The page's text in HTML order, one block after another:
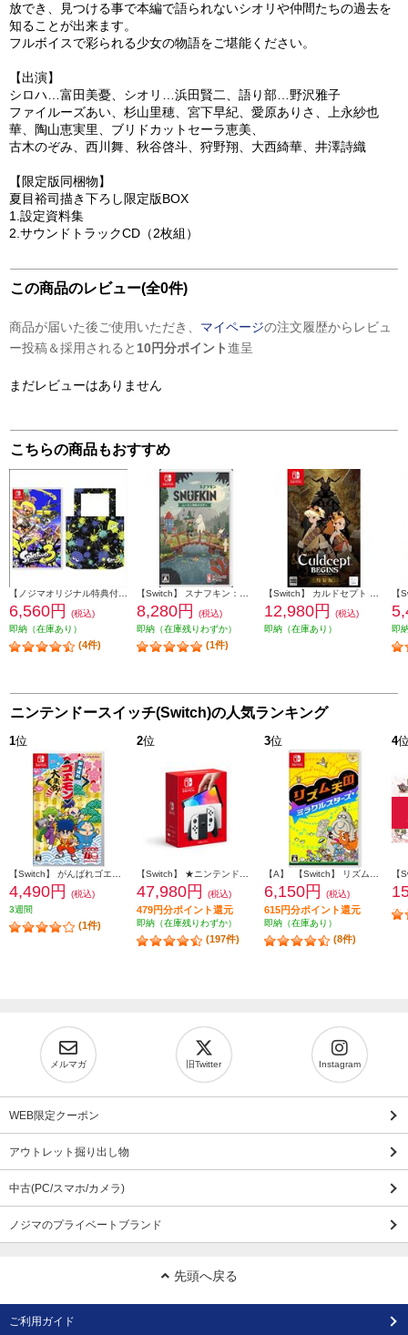
放でき、見つける事で本編で語られないシオリや仲間たちの過去を
知ることが出来ます。
フルボイスで彩られる少女の物語をご堪能ください。
【出演】
シロハ…富田美憂、シオリ…浜田賢二、語り部…野沢雅子
ファイルーズあい、杉山里穂、宮下早紀、愛原ありさ、上永紗也
華、陶山恵実里、ブリドカットセーラ恵美、
古木のぞみ、西川舞、秋谷啓斗、狩野翔、大西綺華、井澤詩織
【限定版同梱物】
夏目裕司描き下ろし限定版BOX
1.設定資料集
2.サウンドトラックCD（2枚組）
この商品のレビュー(全0件)
商品が届いた後ご使用いただき、 マイページの注文履歴からレビュ
ー投稿＆採用されると 10円分ポイント進呈
まだレビューはありません
こちらの商品もおすすめ
【ノジマオリジナル特典付き】 【Switch】 Splatoon 3（スプラトゥーン3）（特典：ノジマオリジナル スプラトゥーン3エコバック 付き）
6,560円
(税込)
即納（在庫あり）
(4件)
【Switch】 スナフキン：ムーミン谷のメロディ 限定版
8,280円
(税込)
即納（在庫残りわずか）
(1件)
【Switch】 カルドセプト ビギンズ 特装版
12,980円
(税込)
即納（在庫あり）
即
ニンテンドースイッチ(Switch)の人気ランキング
1位
【Switch】 がんばれゴエモン大集合！
4,490円
(税込)
3週間
(1件)
2位
【Switch】 ★ニンテンドースイッチ本体 Nintendo Switch（有機ELモデル） Joy-Con(L)/(R) ホワイト
47,980円 (税込)
479円分ポイント還元
即納（在庫残りわずか）
(197件)
3位
【A】 【Switch】 リズム天国 ミラクルスターズ
6,150円 (税込)
615円分ポイント還元
即納（在庫あり）
(8件)
4
メルマガ 旧Twitter Instagram
WEB限定クーポン
アウトレット掘り出し物
中古(PC/スマホ/カメラ)
ノジマのプライベートブランド
先頭へ戻る
ご利用ガイド